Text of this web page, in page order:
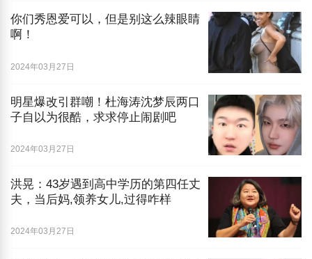
你们秀恩爱可以，但是别这么辣眼睛
啊！
2024年03月27日
明星爆改引群嘲！杜海涛沈梦辰两口
子自以为很酷，求求停止闹剧吧
2024年03月27日
洪晃：43岁遇到高中学历的第四任丈
夫，当后妈,领养女儿,过得咋样
2024年03月27日